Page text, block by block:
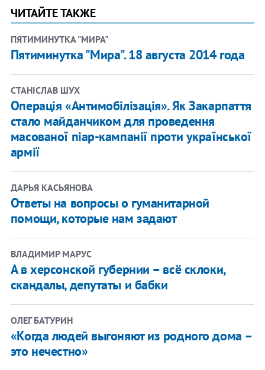
ЧИТАЙТЕ ТАКЖЕ
ПЯТИМИНУТКА "МИРА"
Пятиминутка "Мира". 18 августа 2014 года
СТАНІСЛАВ ШУХ
Операція «Антимобілізація». Як Закарпаття
стало майданчиком для проведення
масованої піар-кампанії проти української
армії
ДАРЬЯ КАСЬЯНОВА
Ответы на вопросы о гуманитарной
помощи, которые нам задают
ВЛАДИМИР МАРУС
А в херсонской губернии – всё склоки,
скандалы, депутаты и бабки
ОЛЕГ БАТУРИН
«Когда людей выгоняют из родного дома –
это нечестно»